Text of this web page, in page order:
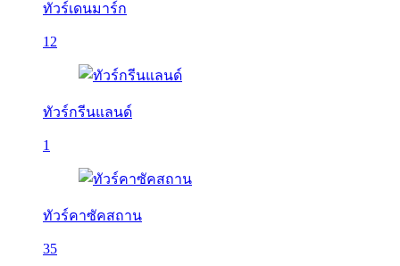
ทัวร์เดนมาร์ก
12
ทัวร์กรีนแลนด์
1
ทัวร์คาซัคสถาน
35